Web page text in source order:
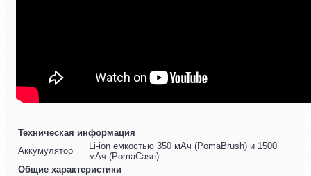
Техническая информация
Аккумулятор
Li-ion емкостью 350 мАч (PomaBrush) и 1500
мАч (PomaCase)
Общие характеристики